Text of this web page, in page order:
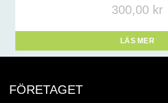
300,00 kr
LÄS MER
FÖRETAGET